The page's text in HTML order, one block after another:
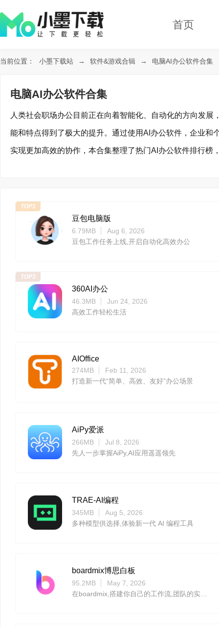
首页
当前位置： 小墨下载站 → 软件&游戏合辑 → 电脑AI办公软件合集
电脑AI办公软件合集
人类社会职场办公目前正在向着智能化、自动化的方向发
能和特点得到了极大的提升。通过使用AI办公软件，企业
实现更加高效的协作，本合集整理了热门AI办公软件排行榜
豆包电脑版
6.79MB
Aug 6, 2026
豆包工作任务上线,开启自动化高效办公
TOP1
360AI办公
46.3MB
Jun 24, 2026
高效工作轻松生活
TOP3
AIOffice
274MB
Feb 11, 2026
打造新一代“简单、高效、友好”办公场景
AiPy爱派
266MB
Jul 8, 2026
先人一步掌握AiPy,AI应用遥遥领先
TRAE-AI编程
345MB
Aug 5, 2026
多种模型供选择,体验新一代 AI 编程工具
boardmix博思白板
95.2MB
May 7, 2026